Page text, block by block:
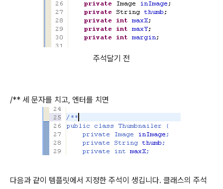
주석달기 전
/** 세 문자를 치고, 엔터를 치면
다음과 같이 템플릿에서 지정한 주석이 생깁니다. 클래스의 주석